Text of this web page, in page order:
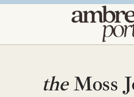
Aller
theMoss